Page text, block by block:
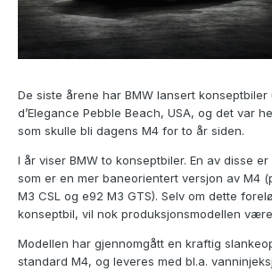
De siste årene har BMW lansert
d’Elegance Pebble Beach, USA, og det var
som skulle bli dagens M4 for to år siden.
I år viser BMW to konseptbiler. En av disse
som er en mer baneorientert versjon av M4
M3 CSL og e92 M3 GTS). Selv om dette
konseptbil, vil nok produksjonsmodellen
Modellen har gjennomgått en kraftig
standard M4, og leveres med bl.a.